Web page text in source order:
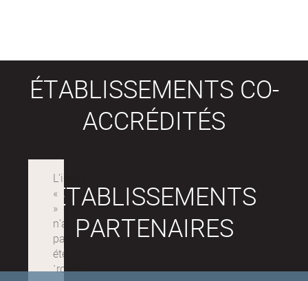
ÉTABLISSEMENTS CO-
ACCRÉDITÉS
ÉTABLISSEMENTS
PARTENAIRES